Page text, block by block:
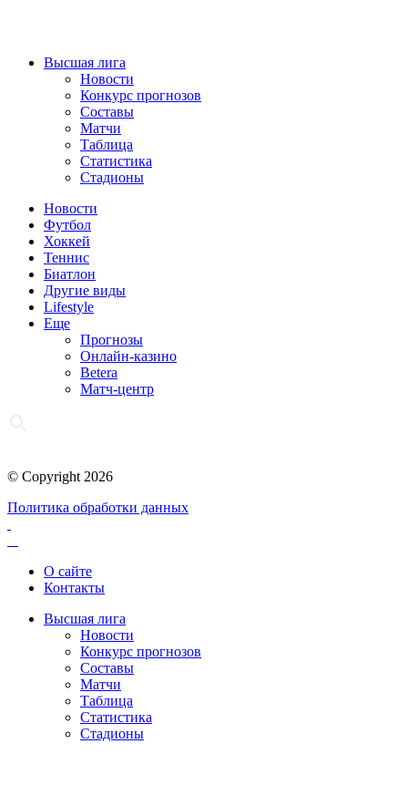
Высшая лига
Новости
Конкурс прогнозов
Составы
Матчи
Таблица
Статистика
Стадионы
Новости
Футбол
Хоккей
Теннис
Биатлон
Другие виды
Lifestyle
Еще
Прогнозы
Онлайн-казино
Betera
Матч-центр
© Copyright 2026
Политика обработки данных
О сайте
Контакты
Высшая лига
Новости
Конкурс прогнозов
Составы
Матчи
Таблица
Статистика
Стадионы